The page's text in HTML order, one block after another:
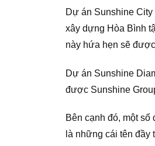
Dự án Sunshine
xây dựng Hòa Bình
này hứa hẹn sẽ
Dự án Sunshine
được Sunshine
Bên cạnh đó, một
là những cái tên đầy